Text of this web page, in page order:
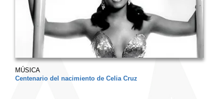
MÚSICA
Centenario del nacimiento de Celia Cruz